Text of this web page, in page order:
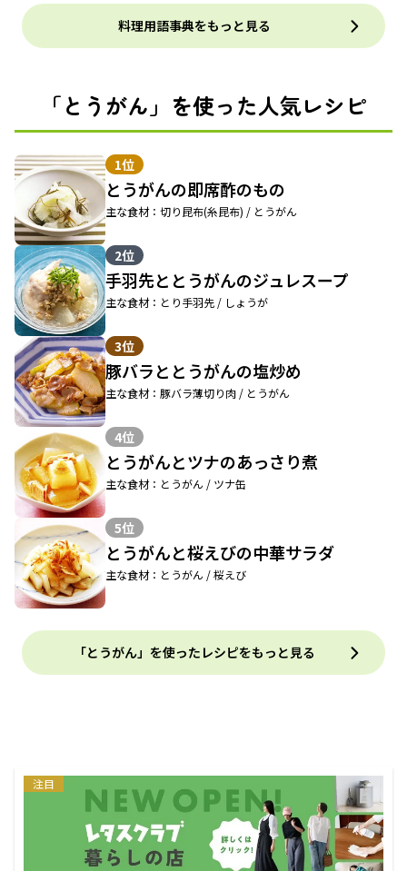
料理用語事典をもっと見る
「とうがん」を使った人気レシピ
1位
とうがんの即席酢のもの
主な食材：切り昆布(糸昆布) / とうがん
2位
手羽先ととうがんのジュレスープ
主な食材：とり手羽先 / しょうが
3位
豚バラととうがんの塩炒め
主な食材：豚バラ薄切り肉 / とうがん
4位
とうがんとツナのあっさり煮
主な食材：とうがん / ツナ缶
5位
とうがんと桜えびの中華サラダ
主な食材：とうがん / 桜えび
「とうがん」を使ったレシピをもっと見る
注目